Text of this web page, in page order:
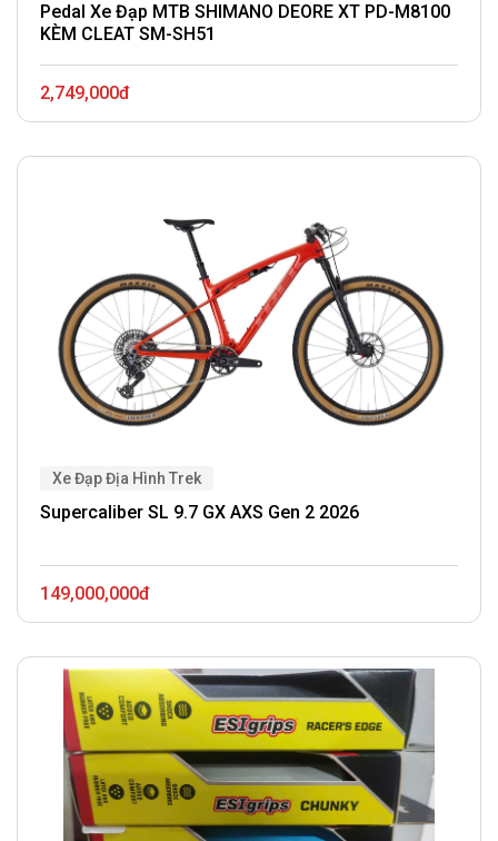
Pedal Xe Đạp MTB SHIMANO DEORE XT PD-M8100
KÈM CLEAT SM-SH51
2,749,000đ
Xe Đạp Địa Hình Trek
Supercaliber SL 9.7 GX AXS Gen 2 2026
149,000,000đ